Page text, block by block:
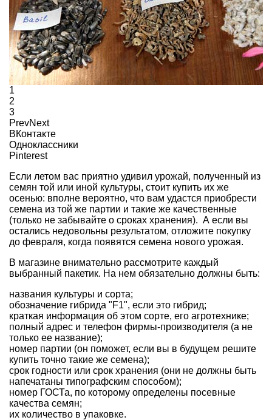
1
2
3
PrevNext
ВКонтакте
Одноклассники
Pinterest
Если летом вас приятно удивил урожай, полученный из
семян той или иной культуры, стоит купить их же
осенью: вполне вероятно, что вам удастся приобрести
семена из той же партии и такие же качественные
(только не забывайте о сроках хранения). А если вы
остались недовольны результатом, отложите покупку
до февраля, когда появятся семена нового урожая.
В магазине внимательно рассмотрите каждый
выбранный пакетик. На нем обязательно должны быть:
названия культуры и сорта;
обозначение гибрида "F1", если это гибрид;
краткая информация об этом сорте, его агротехнике;
полный адрес и телефон фирмы-производителя (а не
только ее название);
номер партии (он поможет, если вы в будущем решите
купить точно такие же семена);
срок годности или срок хранения (они не должны быть
напечатаны типографским способом);
номер ГОСТа, по которому определены посевные
качества семян;
их количество в упаковке.